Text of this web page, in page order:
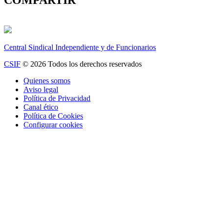
Central Sindical Independiente y de Funcionarios
CSIF © 2026 Todos los derechos reservados
Quienes somos
Aviso legal
Política de Privacidad
Canal ético
Política de Cookies
Configurar cookies